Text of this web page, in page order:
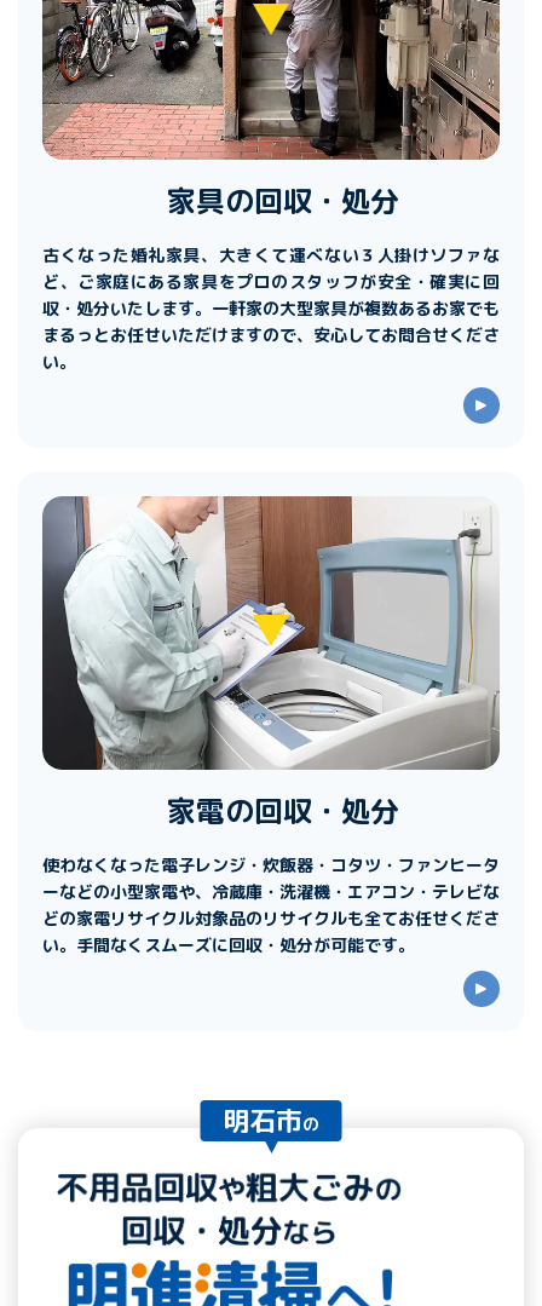
家具の回収・処分
古くなった婚礼家具、大きくて運べない３人掛けソファな
ど、ご家庭にある家具をプロのスタッフが安全・確実に回
収・処分いたします。一軒家の大型家具が複数あるお家でも
まるっとお任せいただけますので、安心してお問合せくださ
い。
家電の回収・処分
使わなくなった電子レンジ・炊飯器・コタツ・ファンヒータ
ーなどの小型家電や、冷蔵庫・洗濯機・エアコン・テレビな
どの家電リサイクル対象品のリサイクルも全てお任せくださ
い。手間なくスムーズに回収・処分が可能です。
明石市の